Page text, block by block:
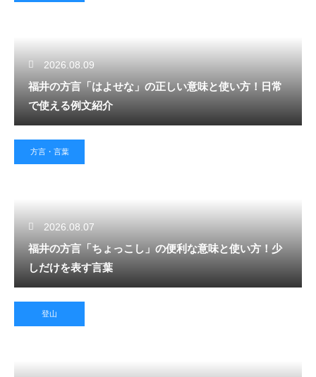
2026.08.09
福井の方言「はよせな」の正しい意味と使い方！日常
で使える例文紹介
方言・言葉
2026.08.07
福井の方言「ちょっこし」の便利な意味と使い方！少
しだけを表す言葉
登山